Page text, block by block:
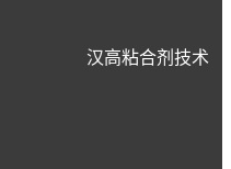
汉高粘合剂技术